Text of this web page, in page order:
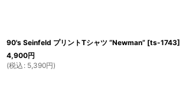
90's Seinfeld プリントTシャツ “Newman” [ts-1743]
4,900円
(税込 : 5,390円)